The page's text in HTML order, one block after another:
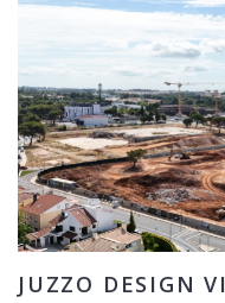
JUZZO DESIGN